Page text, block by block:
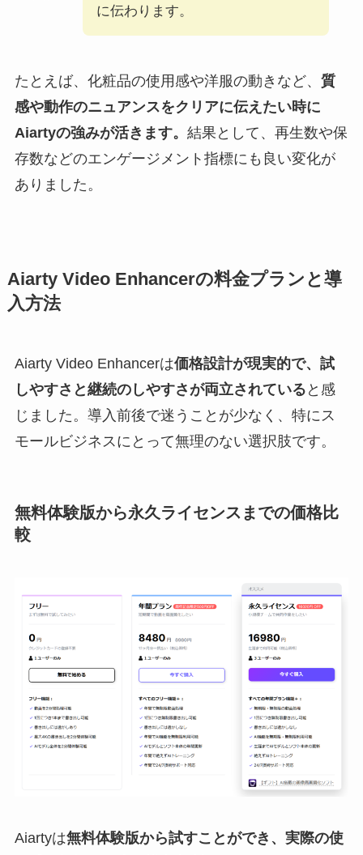
に伝わります。
たとえば、化粧品の使用感や洋服の動きなど、 質
感や動作のニュアンスをクリアに伝えたい時に
Aiartyの強みが活きます。 結果として、再生数や保
存数などのエンゲージメント指標にも良い変化が
ありました。
Aiarty Video Enhancerの料金プランと導
入方法
Aiarty Video Enhancerは価格設計が現実的で、試
しやすさと継続のしやすさが両立されている と感
じました。導入前後で迷うことが少なく、特にス
モールビジネスにとって無理のない選択肢です。
無料体験版から永久ライセンスまでの価格比
較
Aiartyは無料体験版から試すことができ、実際の使